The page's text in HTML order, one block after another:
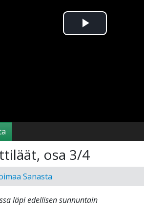
Toista
osa 3/4
Sanasta
läpi edellisen sunnuntain